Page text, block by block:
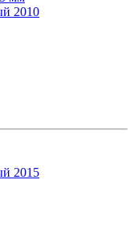
2010
2015